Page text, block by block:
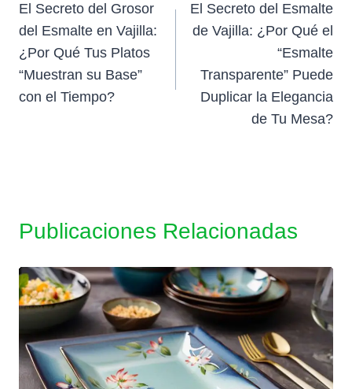
de
entradas
El Secreto del Grosor
del Esmalte en Vajilla:
¿Por Qué Tus Platos
“Muestran su Base”
con el Tiempo?
El Secreto del Esmalte
de Vajilla: ¿Por Qué el
“Esmalte
Transparente” Puede
Duplicar la Elegancia
de Tu Mesa?
Publicaciones Relacionadas